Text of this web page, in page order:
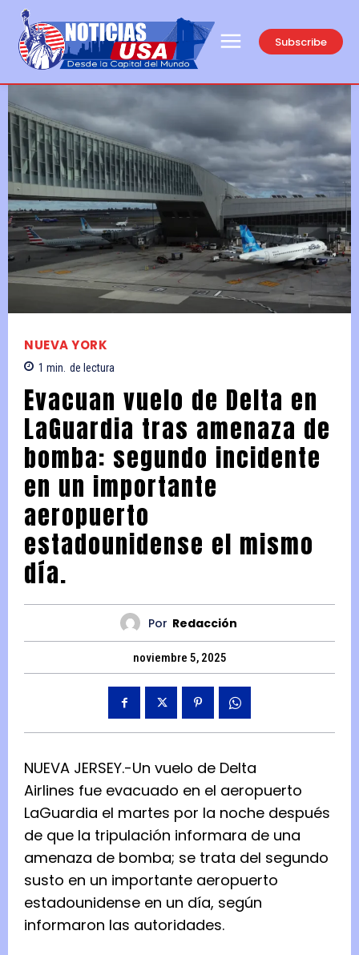
Subscribe
NUEVA YORK
1 min. de lectura
Evacuan vuelo de Delta en
LaGuardia tras amenaza de
bomba: segundo incidente
en un importante
aeropuerto
estadounidense el mismo
día.
Por Redacción
noviembre 5, 2025
NUEVA JERSEY.-Un vuelo de Delta
Airlines fue evacuado en el aeropuerto
LaGuardia el martes por la noche después
de que la tripulación informara de una
amenaza de bomba; se trata del segundo
susto en un importante aeropuerto
estadounidense en un día, según
informaron las autoridades.